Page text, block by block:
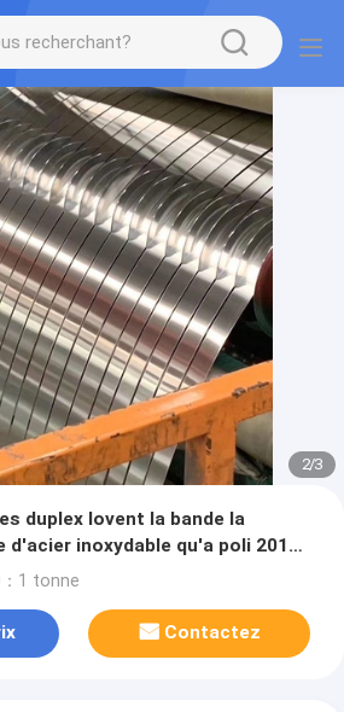
2/3
duplex lovent la bande la
d'acier inoxydable qu'a poli 201
：1 tonne
Contactez